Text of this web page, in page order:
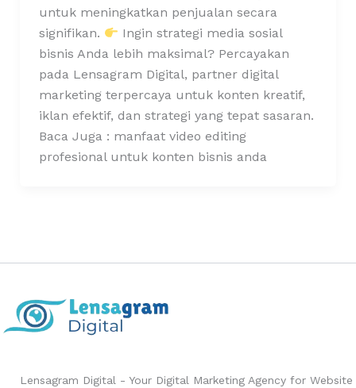
untuk meningkatkan penjualan secara
signifikan.
Ingin strategi media sosial
bisnis Anda lebih maksimal? Percayakan
pada Lensagram Digital, partner digital
marketing terpercaya untuk konten kreatif,
iklan efektif, dan strategi yang tepat sasaran.
Baca Juga : manfaat video editing
profesional untuk konten bisnis anda
Lensagram Digital - Your Digital Marketing Agency for Website